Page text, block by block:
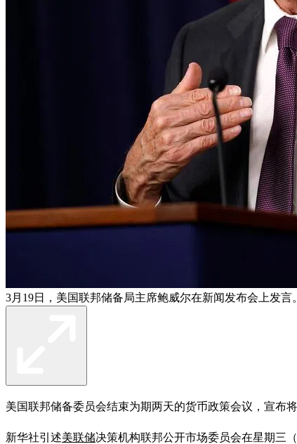
3月19日，美国联邦储备局主席鲍威尔在新闻发布会上发言
美国联邦储备委员会结束为期两天的货币政策会议，宣布
新华社引述美联储决策机构联邦公开市场委员会在星期三